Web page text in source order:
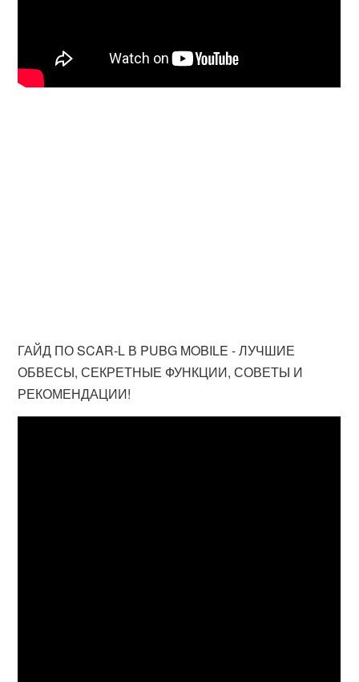
ГАЙД ПО SCAR-L В PUBG MOBILE - ЛУЧШИЕ
ОБВЕСЫ, СЕКРЕТНЫЕ ФУНКЦИИ, СОВЕТЫ И
РЕКОМЕНДАЦИИ!